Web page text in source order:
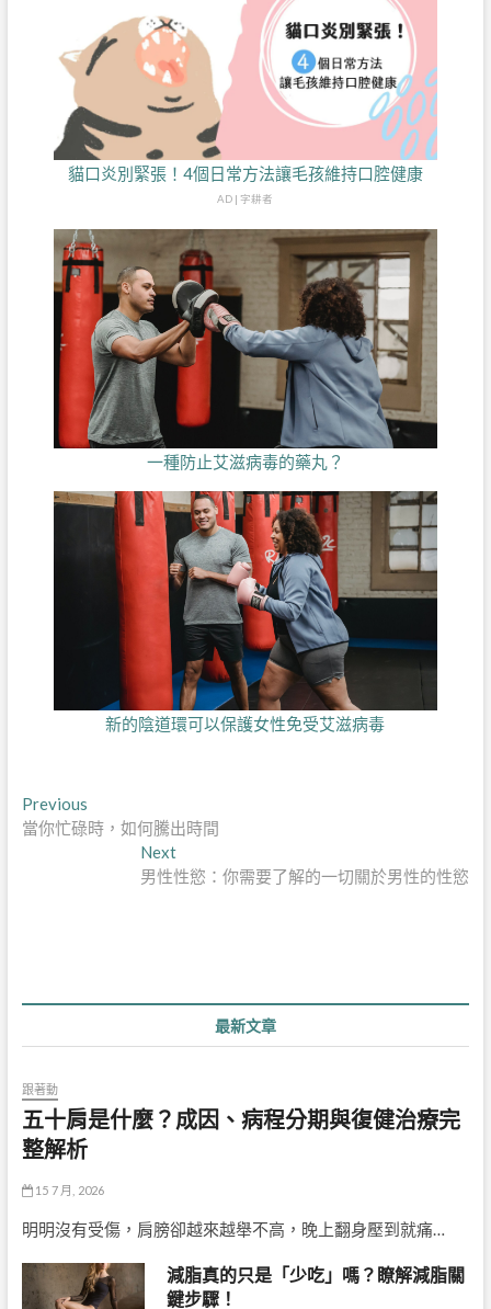
貓口炎別緊張！4個日常方法讓毛孩維持口腔健康
AD | 字耕者
一種防止艾滋病毒的藥丸？
新的陰道環可以保護女性免受艾滋病毒
文
章
PreviousPrevious
post:
當你忙碌時，如何騰出時間
NextNext
post:
男性性慾：你需要了解的一切關於男性的性慾
最新文章
跟著動
五十肩是什麼？成因、病程分期與復健治療完
整解析
15 7 月, 2026
明明沒有受傷，肩膀卻越來越舉不高，晚上翻身壓到就痛…
減脂真的只是「少吃」嗎？瞭解減脂關
鍵步驟！